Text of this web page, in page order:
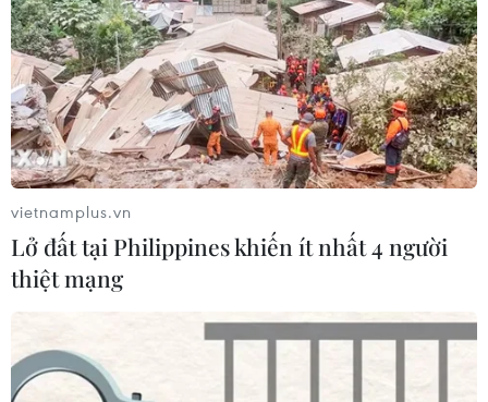
vietnamplus.vn
Lở đất tại Philippines khiến ít nhất 4 người
thiệt mạng